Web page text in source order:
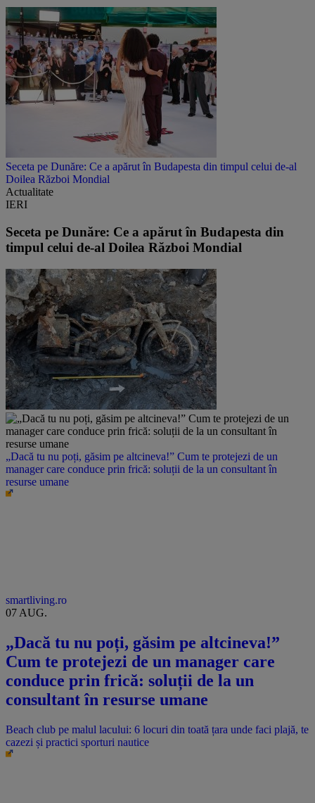
Seceta pe Dunăre: Ce a apărut în Budapesta din timpul celui de-al
Doilea Război Mondial
Actualitate
IERI
Seceta pe Dunăre: Ce a apărut în Budapesta din
timpul celui de-al Doilea Război Mondial
„Dacă tu nu poți, găsim pe altcineva!” Cum te protejezi de un
manager care conduce prin frică: soluții de la un consultant în
resurse umane
smartliving.ro
07 AUG.
„Dacă tu nu poți, găsim pe altcineva!”
Cum te protejezi de un manager care
conduce prin frică: soluții de la un
consultant în resurse umane
Beach club pe malul lacului: 6 locuri din toată țara unde faci plajă, te
cazezi și practici sporturi nautice